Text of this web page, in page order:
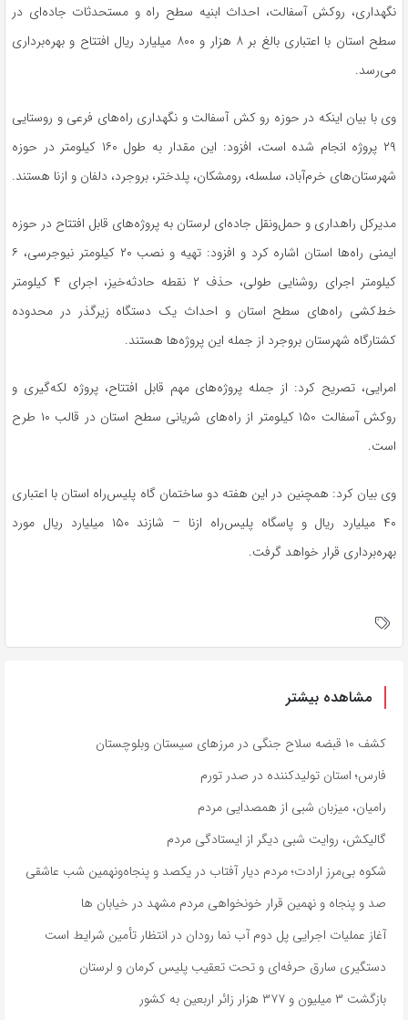
نگهداری، روکش آسفالت، احداث ابنیه سطح راه و مستحدثات جاده‌ای در
سطح استان با اعتباری بالغ بر ۸ هزار و ۸۰۰ میلیارد ریال افتتاح و بهره‌برداری
می‌رسد.
وی با بیان اینکه در حوزه رو کش آسفالت و نگهداری راه‌های فرعی و روستایی
۲۹ پروژه انجام شده است، افزود: این مقدار به طول ۱۶۰ کیلومتر در حوزه
شهرستان‌های خرم‌آباد، سلسله، رومشکان، پلدختر، بروجرد، دلفان و ازنا هستند.
مدیرکل راهداری و حمل‌ونقل جاده‌ای لرستان به پروژه‌های قابل افتتاح در حوزه
ایمنی راه‌ها استان اشاره کرد و افزود: تهیه و نصب ۲۰ کیلومتر نیوجرسی، ۶
کیلومتر اجرای روشنایی طولی، حذف ۲ نقطه حادثه‌خیز، اجرای ۴ کیلومتر
خط‌کشی راه‌های سطح استان و احداث یک دستگاه زیرگذر در محدوده
کشتارگاه شهرستان بروجرد از جمله این پروژه‌ها هستند.
امرایی، تصریح کرد: از جمله پروژه‌های مهم قابل افتتاح، پروژه لکه‌گیری و
روکش آسفالت ۱۵۰ کیلومتر از راه‌های شریانی سطح استان در قالب ۱۰ طرح
است.
وی بیان کرد: همچنین در این هفته دو ساختمان گاه پلیس‌راه استان با اعتباری
۴۰ میلیارد ریال و پاسگاه پلیس‌راه ازنا – شازند ۱۵۰ میلیارد ریال مورد
بهره‌برداری قرار خواهد گرفت.
مشاهده بیشتر
کشف ۱۰ قبضه سلاح جنگی در مرزهای سیستان وبلوچستان
فارس؛ استان تولیدکننده در صدر تورم
رامیان، میزبان شبی از همصدایی مردم
گالیکش، روایت شبی دیگر از ایستادگی مردم
شکوه بی‌مرز ارادت؛ مردم دیار آفتاب در یکصد و پنجاه‌ونهمین شب عاشقی
صد و پنجاه و نهمین قرار خونخواهی مردم مشهد در خیابان ها
آغاز عملیات اجرایی پل دوم آب نما رودان در انتظار تأمین شرایط است
دستگیری سارق حرفه‌ای و تحت تعقیب پلیس کرمان و لرستان
بازگشت ۳ میلیون و ۳۷۷ هزار زائر اربعین به کشور